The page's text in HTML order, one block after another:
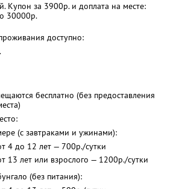
Купон за 3900р. и доплата на месте:
30000р.
доступно:
бесплатно (без предоставления
(с завтраками и ужинами):
4 до 12 лет — 700р./сутки
13 лет или взрослого — 1200р./сутки
(без питания):